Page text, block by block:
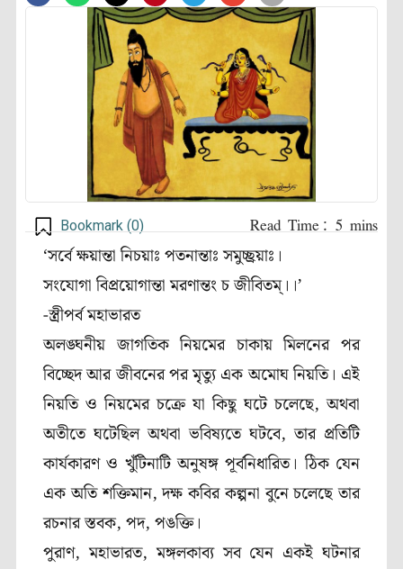
Bookmark (0)
‘সর্বে ক্ষয়ান্তা নিচয়াঃ পতনান্তাঃ সমুচ্ছ্রয়াঃ।
সংযোগা বিপ্রয়োগান্তা মরণান্তং চ জীবিতম্।।’
-স্ত্রীপর্ব মহাভারত
অলঙ্ঘনীয় জাগতিক নিয়মের চাকায় মিলনের পর
বিচ্ছেদ আর জীবনের পর মৃত্যু এক অমোঘ নিয়তি। এই
নিয়তি ও নিয়মের চক্রে যা কিছু ঘটে চলেছে, অথবা
অতীতে ঘটেছিল অথবা ভবিষ্যতে ঘটবে, তার প্রতিটি
কার্যকারণ ও খুঁটিনাটি অনুষঙ্গ পূর্বনিধারিত। ঠিক যেন
এক অতি শক্তিমান, দক্ষ কবির কল্পনা বুনে চলেছে তার
রচনার স্তবক, পদ, পঙক্তি।
পুরাণ, মহাভারত, মঙ্গলকাব্য সব যেন একই ঘটনার